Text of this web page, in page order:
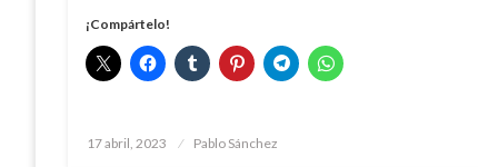
¡Compártelo!
Publicado
17 abril, 2023 Pablo Sánchez